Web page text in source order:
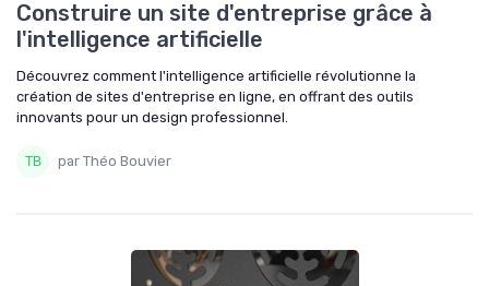
Construire un site d'entreprise grâce à
l'intelligence artificielle
Découvrez comment l'intelligence artificielle révolutionne la
création de sites d'entreprise en ligne, en offrant des outils
innovants pour un design professionnel.
par Théo Bouvier